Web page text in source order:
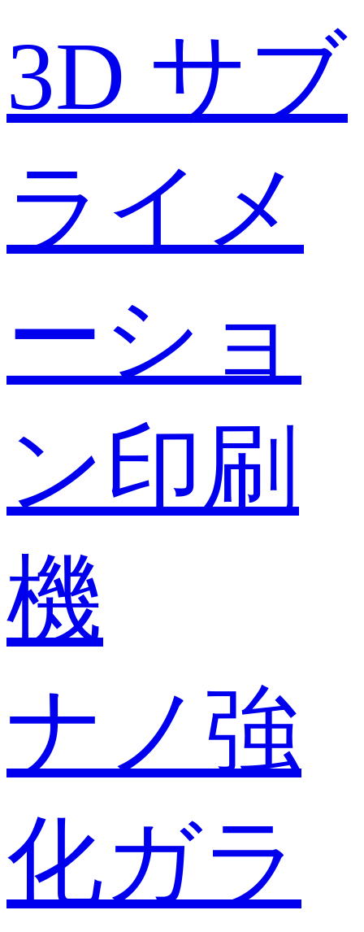
3D サブ
ライメ
ーショ
ン印刷
機
ナノ強
化ガラ